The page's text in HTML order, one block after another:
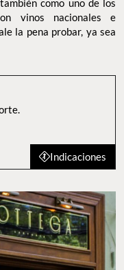
como uno de los
vinos nacionales e
la pena probar, ya sea
Indicaciones